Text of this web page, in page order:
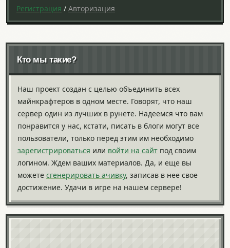
Регистрация / Авторизация
Кто мы такие?
Наш проект создан с целью объединить всех
майнкрафтеров в одном месте. Говорят, что наш
сервер один из лучших в рунете. Надеемся что вам
понравится у нас, кстати, писать в блоги могут все
пользователи, только перед этим им необходимо
зарегистрироваться или войти на сайт под своим
логином. Ждем ваших материалов. Да, и еще вы
можете сгенерировать ачивку, записав в нее свое
достижение. Удачи в игре на нашем сервере!